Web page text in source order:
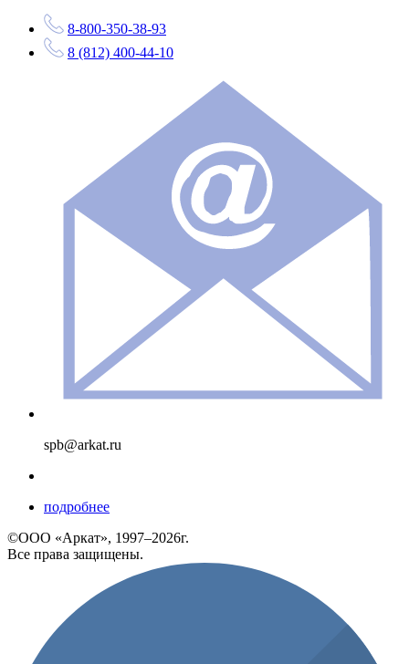
8-800-350-38-93
8 (812) 400-44-10
spb@arkat.ru
подробнее
©ООО «Аркат», 1997–2026г.
Все права защищены.